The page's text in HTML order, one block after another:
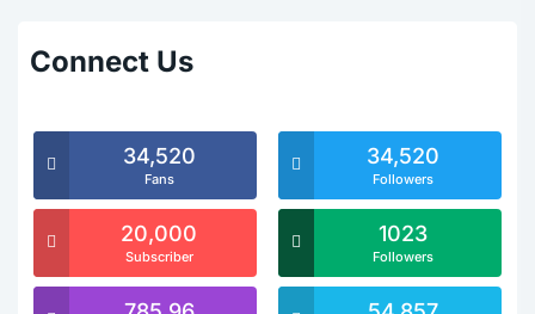
Connect Us
34,520
Fans
34,520
Followers
20,000
Subscriber
1023
Followers